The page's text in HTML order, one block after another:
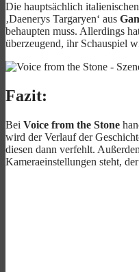
Die hauptsächlich
‚Daenerys Targaryen‘ aus
behaupten muss. Allerdings
überzeugend, ihr Schauspiel
Fazit:
Bei Voice from the Stone
wird der Verlauf der
diesen dann verfehlt.
Kameraeinstellungen steht,